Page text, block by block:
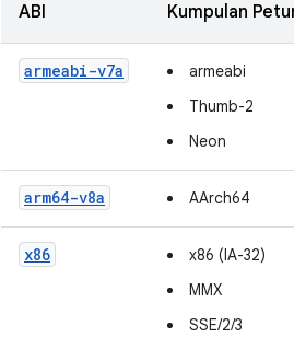
ABI Kumpulan
armeabi-v7a
armeabi
Thumb-2
Neon
arm64-v8a AArch64
x86
x86 (IA-32)
MMX
SSE/2/3